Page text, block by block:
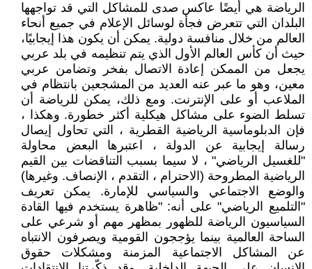
الرياضة هي أيضًا عاكس صدى للمشاكل التي قد تواجهها
البلدان التي تتعرض فجأة لوسائل الإعلام في جميع أنحاء
العالم من خلال منافسة دولية. يمكن أن يكون هذا إيجابيًا،
حيث أن كأس العالم الأول الذي يتم تنظيمه في بلد عربي
يجعل من الممكن إعادة الاتصال بفخر وتضامن عربي
معين، وهو ما عبر عنه العديد من المشجعين بانتظام في
الملاعب أو على الإنترنت. ومع ذلك، يمكن للرياضة أن
تسلط الضوء على مشاكل هيكلية أكثر خطورة. وهكذا ،
فإن الدبلوماسية الرياضية القطرية ، التي تحاول إيصال
رسالة إيجابية عن الدولة ، اعتبرها البعض محاولة
"للغسيل الرياضي" ، لا سيما بسبب التناقضات بين القيم
الرياضية المطروحة (الاحترام ، التقدم ، الإنصاف. وغيرها)
والوضع الاجتماعي والسياسي للإمارة. يمكن تعريف
"التلميع الرياضي" على أنه: "ظاهرة يستخدم فيها القادة
السياسيون الرياضة للظهور بمظهر مهم أو شرعي على
الساحة العالمية بينما يؤججون القومية ويصرفون الانتباه
عن المشاكل الاجتماعية المزمنة ومشكلات حقوق